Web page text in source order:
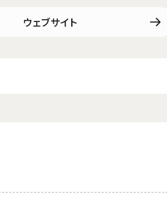
ウェブサイト